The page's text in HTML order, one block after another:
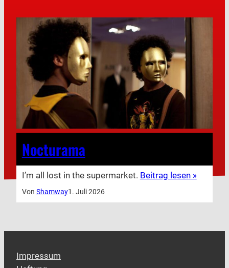
Nocturama
I’m all lost in the supermarket. Beitrag lesen »
Von Shamway1. Juli 2026
Impressum